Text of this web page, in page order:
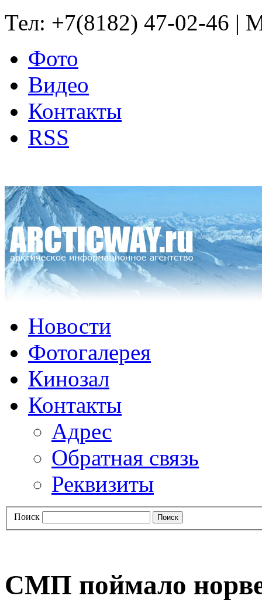
Тел: +7(8182) 47-02-46 |
Фото
Видео
Контакты
RSS
Новости
Фотогалерея
Кинозал
Контакты
Адрес
Обратная связь
Реквизиты
Поиск
СМП поймало